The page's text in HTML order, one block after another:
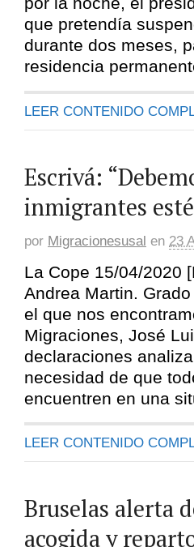
que pretendía
durante dos meses,
residencia
LEER CONTENIDO
Escrivá:
inmigrantes
por Migracionesusal en 23
La Cope 15/04/2020
Andrea Martin.
el que nos
Migraciones, José
declaraciones
necesidad de que
encuentren en una
LEER CONTENIDO
Bruselas alerta
acogida y